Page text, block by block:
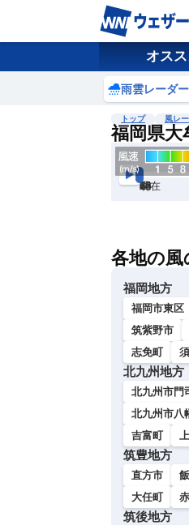
オスス
雨雲レーダー
トップ 風レ
福岡県大
現在
6h
12
24
36
48
60
72
各地の風
福岡地方
福岡市東区
筑紫野市
志免町
北九州地方
北九州市門
北九州市八
吉富町
筑豊地方
直方市
大任町
筑後地方